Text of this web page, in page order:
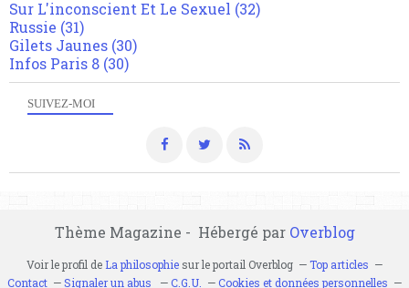
SUIVEZ-MOI
Sur L'inconscient Et Le Sexuel (32)
Russie (31)
Gilets Jaunes (30)
Infos Paris 8 (30)
Thème Magazine - Hébergé par Overblog
Voir le profil de La philosophiesur le portail Overblog
Top articles
Contact
Signaler un abus C.G.U. Cookies et données personnelles